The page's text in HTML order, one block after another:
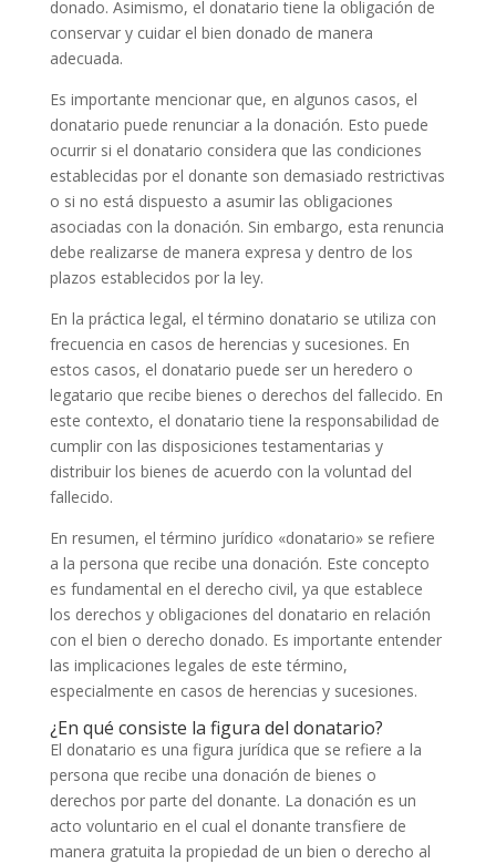
donado. Asimismo, el donatario tiene la obligación de
conservar y cuidar el bien donado de manera
adecuada.
Es importante mencionar que, en algunos casos, el
donatario puede renunciar a la donación. Esto puede
ocurrir si el donatario considera que las condiciones
establecidas por el donante son demasiado restrictivas
o si no está dispuesto a asumir las obligaciones
asociadas con la donación. Sin embargo, esta renuncia
debe realizarse de manera expresa y dentro de los
plazos establecidos por la ley.
En la práctica legal, el término donatario se utiliza con
frecuencia en casos de herencias y sucesiones. En
estos casos, el donatario puede ser un heredero o
legatario que recibe bienes o derechos del fallecido. En
este contexto, el donatario tiene la responsabilidad de
cumplir con las disposiciones testamentarias y
distribuir los bienes de acuerdo con la voluntad del
fallecido.
En resumen, el término jurídico «donatario» se refiere
a la persona que recibe una donación. Este concepto
es fundamental en el derecho civil, ya que establece
los derechos y obligaciones del donatario en relación
con el bien o derecho donado. Es importante entender
las implicaciones legales de este término,
especialmente en casos de herencias y sucesiones.
¿En qué consiste la figura del donatario?
El donatario es una figura jurídica que se refiere a la
persona que recibe una donación de bienes o
derechos por parte del donante. La donación es un
acto voluntario en el cual el donante transfiere de
manera gratuita la propiedad de un bien o derecho al